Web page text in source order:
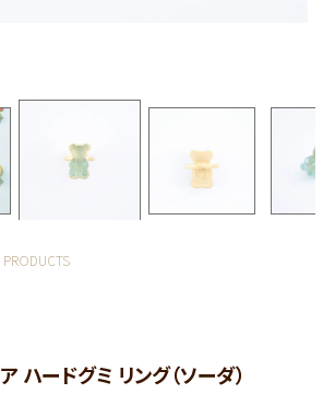
ハードグミ リング（ソーダ）